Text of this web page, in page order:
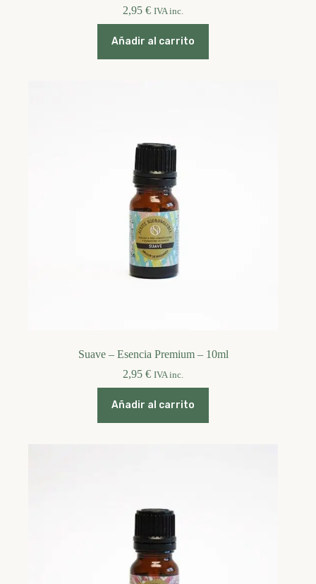
2,95€ IVA inc.
Añadir al carrito
Suave – Esencia Premium – 10ml
2,95€ IVA inc.
Añadir al carrito